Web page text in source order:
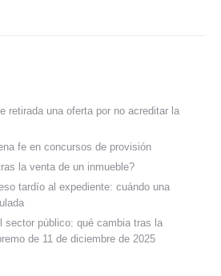
retirada una oferta por no acreditar la
fe en concursos de provisión
la venta de un inmueble?
tardío al expediente: cuándo una
sector público: qué cambia tras la
de 11 de diciembre de 2025